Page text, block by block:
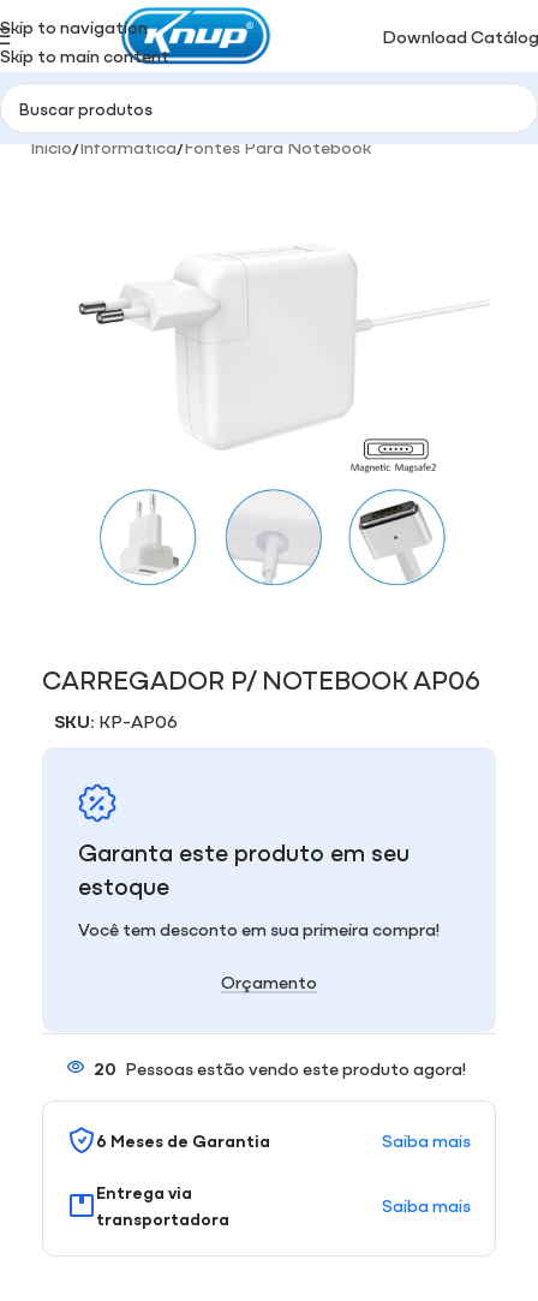
Skip to navigation
Skip to main content
Download
Início/Informática/Fontes Para Notebook
CARREGADOR P/ NOTEBOOK AP06
SKU: KP-AP06
Garanta este produto em seu
estoque
Você tem desconto em sua primeira compra!
Orçamento
20 Pessoas estão vendo este produto agora!
6 Meses de Garantia Saiba mais
Entrega via
transportadora
Saiba mais